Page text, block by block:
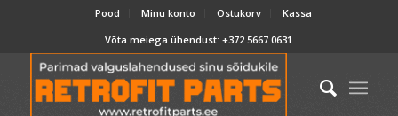
Pood Minu konto Ostukorv
Kassa
Võta meiega ühendust:+372 5667 0631